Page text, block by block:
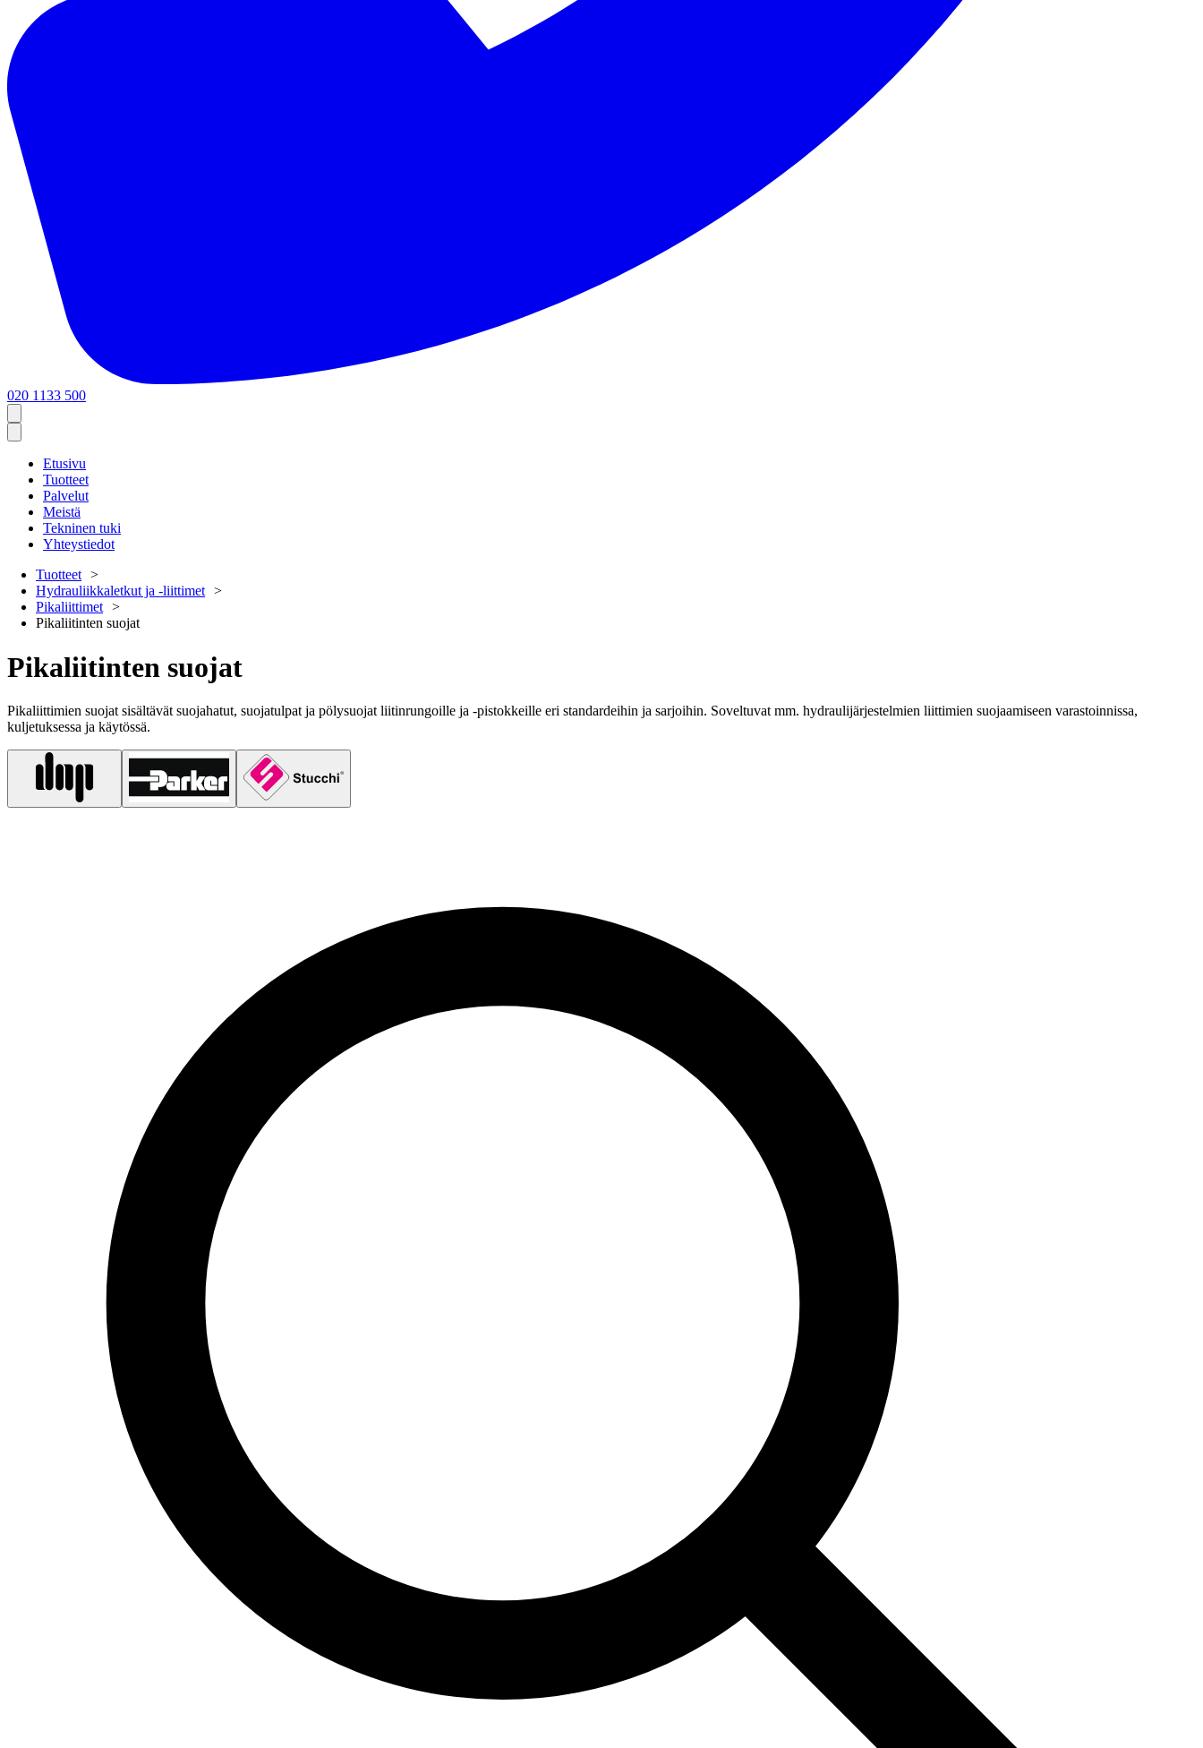
020 1133 500
Etusivu
Tuotteet
Palvelut
Meistä
Tekninen tuki
Yhteystiedot
Tuotteet
Hydrauliikkaletkut ja -liittimet
Pikaliittimet
Pikaliitinten suojat
Pikaliitinten suojat
Pikaliittimien suojat sisältävät suojahatut, suojatulpat ja pölysuojat liitinrungoille ja -pistokkeille eri standardeihin ja sarjoihin. Soveltuvat mm. hydraulijärjestelmien liittimien suojaamiseen varastoinnissa,
kuljetuksessa ja käytössä.